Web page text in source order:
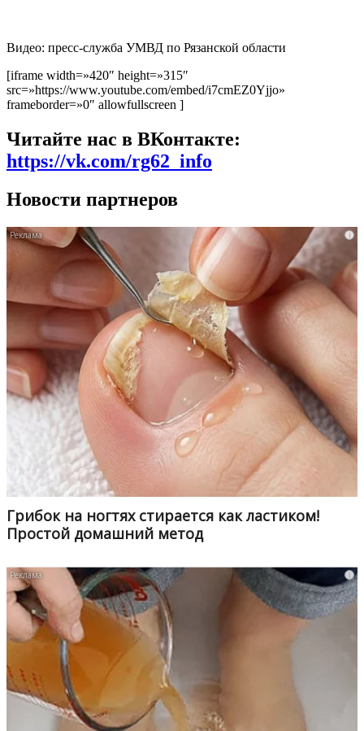
Видео: пресс-служба УМВД по Рязанской области
[iframe width=»420″ height=»315″
src=»https://www.youtube.com/embed/i7cmEZ0Yjjo»
frameborder=»0″ allowfullscreen ]
Читайте нас в ВКонтакте:
https://vk.com/rg62_info
Новости партнеров
i
Грибок на ногтях стирается как ластиком!
Простой домашний метод
i